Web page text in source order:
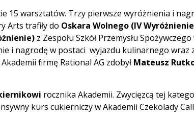
warsztatów. Trzy pierwsze wyróżnienia i
Arts trafiły do Oskara Wolnego (IV
z Zespołu Szkół Przemysłu
i nagrodę w postaci wyjazdu kulinarnego wraz
firmę Rational AG zdobył Mateusz
rocznika Akademii. Zwycięzcą tej
kurs cukierniczy w Akademii Czekolady